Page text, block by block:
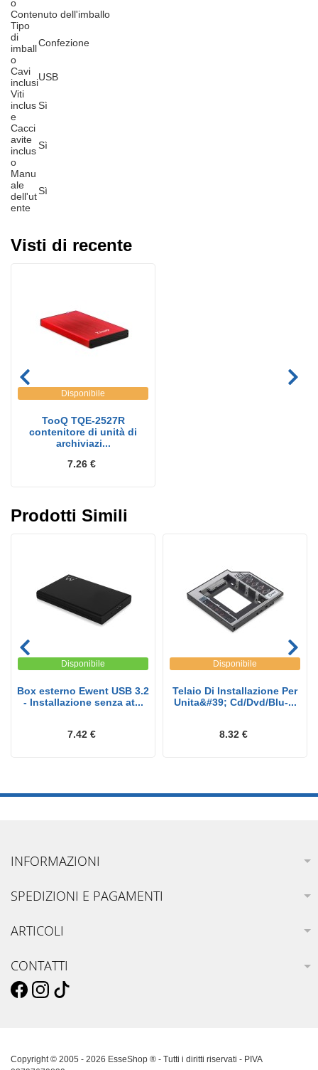
o
Contenuto dell'imballo
Tipo
di
imball
o
Confezione
Cavi
inclusiUSB
Viti
inclus
e
Sì
Cacci
avite
inclus
o
Sì
Manu
ale
dell'ut
ente
Sì
Visti di recente
Disponibile
TooQ TQE-2527R
contenitore di unità di
archiviazi...
7.26 €
Prodotti Simili
Disponibile
Box esterno Ewent USB 3.2
- Installazione senza at...
7.42 €
Disponibile
Telaio Di Installazione Per
Unita&#39; Cd/Dvd/Blu-...
8.32 €
INFORMAZIONI
SPEDIZIONI E PAGAMENTI
ARTICOLI
CONTATTI
Copyright © 2005 - 2026 EsseShop ® - Tutti i diritti riservati - PIVA